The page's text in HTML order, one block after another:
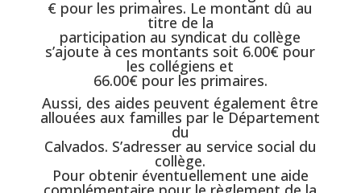
€ pour les primaires. Le montant dû au
titre de la
participation au syndicat du collège
s’ajoute à ces montants soit 6.00€ pour
les collégiens et
66.00€ pour les primaires.
Aussi, des aides peuvent également être
allouées aux familles par le Département
du
Calvados. S’adresser au service social du
collège.
Pour obtenir éventuellement une aide